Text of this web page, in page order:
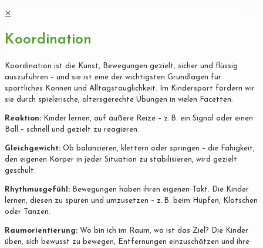
✕
Koordination
Koordination ist die Kunst, Bewegungen gezielt, sicher und flüssig
auszuführen – und sie ist eine der wichtigsten Grundlagen für
sportliches Können und Alltagstauglichkeit. Im Kindersport fördern wir
sie durch spielerische, altersgerechte Übungen in vielen Facetten:
Reaktion: Kinder lernen, auf äußere Reize – z. B. ein Signal oder einen
Ball – schnell und gezielt zu reagieren.
Gleichgewicht: Ob balancieren, klettern oder springen – die Fähigkeit,
den eigenen Körper in jeder Situation zu stabilisieren, wird gezielt
geschult.
Rhythmusgefühl: Bewegungen haben ihren eigenen Takt. Die Kinder
lernen, diesen zu spüren und umzusetzen – z. B. beim Hüpfen, Klatschen
oder Tanzen.
Raumorientierung: Wo bin ich im Raum, wo ist das Ziel? Die Kinder
üben, sich bewusst zu bewegen, Entfernungen einzuschätzen und ihre